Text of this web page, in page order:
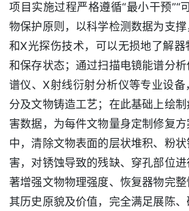
项目实施过程严格遵循“最小干预”“
物保护原则，以科学检测数据为支
和X光探伤技术，可以无损地了解器
和保存状态；通过扫描电镜能谱分
谱仪、X射线衍射分析仪等专业设
分及文物铸造工艺；在此基础上绘
害数据，为每件文物量身定制修复
中，清除文物表面的层状堆积、粉
害，对锈蚀导致的残缺、穿孔部位
著增强文物物理强度、恢复器物完
其历史原貌及价值，完全满足展陈